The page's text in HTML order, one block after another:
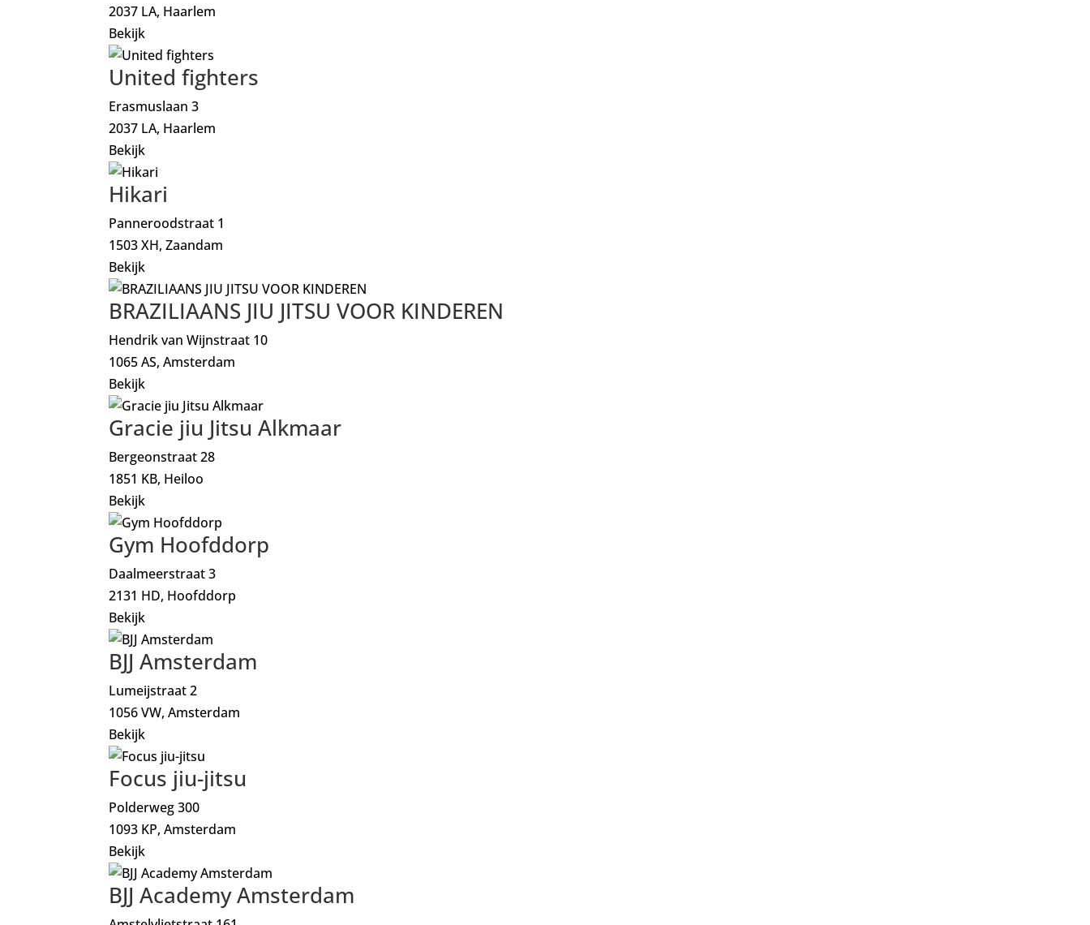
2037 LA, Haarlem
Bekijk
United fighters
Erasmuslaan 3
2037 LA, Haarlem
Bekijk
Hikari
Panneroodstraat 1
1503 XH, Zaandam
Bekijk
BRAZILIAANS JIU JITSU VOOR KINDEREN
Hendrik van Wijnstraat 10
1065 AS, Amsterdam
Bekijk
Gracie jiu Jitsu Alkmaar
Bergeonstraat 28
1851 KB, Heiloo
Bekijk
Gym Hoofddorp
Daalmeerstraat 3
2131 HD, Hoofddorp
Bekijk
BJJ Amsterdam
Lumeijstraat 2
1056 VW, Amsterdam
Bekijk
Focus jiu-jitsu
Polderweg 300
1093 KP, Amsterdam
Bekijk
BJJ Academy Amsterdam